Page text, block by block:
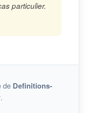
particulier.
de Definitions-
.